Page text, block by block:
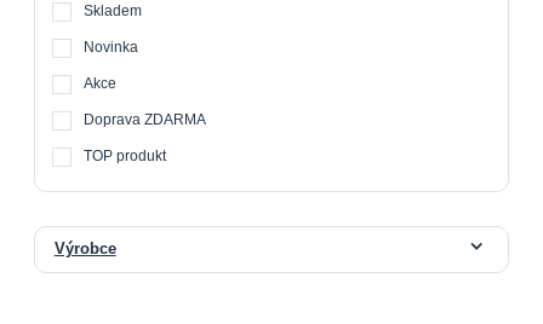
Skladem
Novinka
Akce
Doprava ZDARMA
TOP produkt
Výrobce